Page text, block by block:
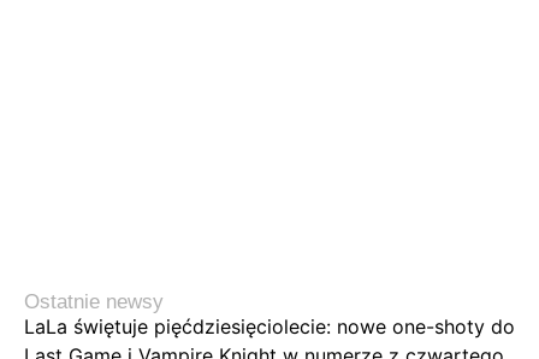
Ostatnie newsy
LaLa świętuje pięćdziesięciolecie: nowe one-shoty do